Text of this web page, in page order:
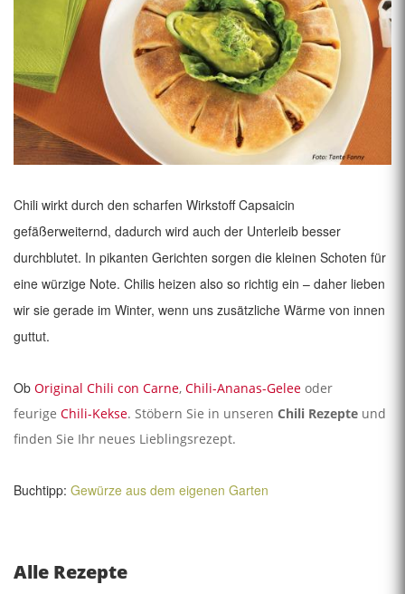
Chili wirkt durch den scharfen Wirkstoff Capsaicin
gefäßerweiternd, dadurch wird auch der Unterleib besser
durchblutet. In pikanten Gerichten sorgen die kleinen Schoten für
eine würzige Note. Chilis heizen also so richtig ein – daher lieben
wir sie gerade im Winter, wenn uns zusätzliche Wärme von innen
guttut.
Ob Original Chili con Carne, Chili-Ananas-Gelee oder
feurige Chili-Kekse. Stöbern Sie in unseren Chili Rezepte und
finden Sie Ihr neues Lieblingsrezept.
Buchtipp: Gewürze aus dem eigenen Garten
Alle Rezepte